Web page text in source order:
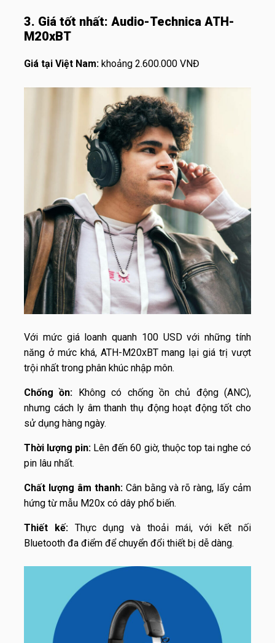
3. Giá tốt nhất: Audio-Technica ATH-
M20xBT
Giá tại Việt Nam: khoảng 2.600.000 VNĐ
Với mức giá loanh quanh 100 USD với những tính
năng ở mức khá, ATH-M20xBT mang lại giá trị vượt
trội nhất trong phân khúc nhập môn.
Chống ồn: Không có chống ồn chủ động (ANC),
nhưng cách ly âm thanh thụ động hoạt động tốt cho
sử dụng hàng ngày.
Thời lượng pin: Lên đến 60 giờ, thuộc top tai nghe có
pin lâu nhất.
Chất lượng âm thanh:Cân bằng và rõ ràng, lấy cảm
hứng từ mẫu M20x có dây phổ biến.
Thiết kế:Thực dụng và thoải mái, với kết nối
Bluetooth đa điểm để chuyển đổi thiết bị dễ dàng.